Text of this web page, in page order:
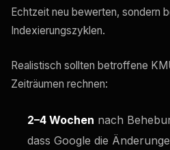
Echtzeit neu bewerten, sondern
Indexierungszyklen.
Realistisch sollten betroffene
Zeiträumen rechnen:
2–4 Wochen nach
dass Google die